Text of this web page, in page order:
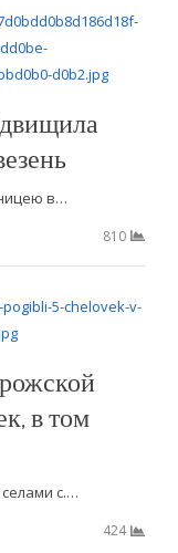
в…
810
в том
с.…
424